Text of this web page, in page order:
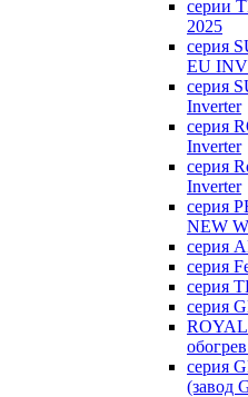
серии
2025
серия
EU
серия
Inverter
серия
Inverter
серия
Inverter
серия
NEW
серия
серия
серия
серия
серия
(завод